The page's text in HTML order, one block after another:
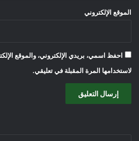
الموقع الإلكتروني
احفظ اسمي، بريدي الإلكتروني، والموقع
لاستخدامها المرة المقبلة في تعليقي.